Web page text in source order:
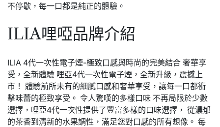
不停歇，每一口都是純正的體驗。
ILIA哩啞品牌介紹
ILIA 4代一次性電子煙-極致口感與時尚的完美結合 奢華享
受，全新體驗 哩亞4代一次性電子煙，全新升級，震撼上
市！ 體驗前所未有的細膩口感和奢華享受，讓每一口都衝
擊味蕾的極致享受。 令人驚嘆的多樣口味 不再局限於少數
選擇，哩亞4代一次性提供了豐富多樣的口味選擇， 從濃郁
的茶香到清新的水果調性，滿足您對口感的所有想像。 每